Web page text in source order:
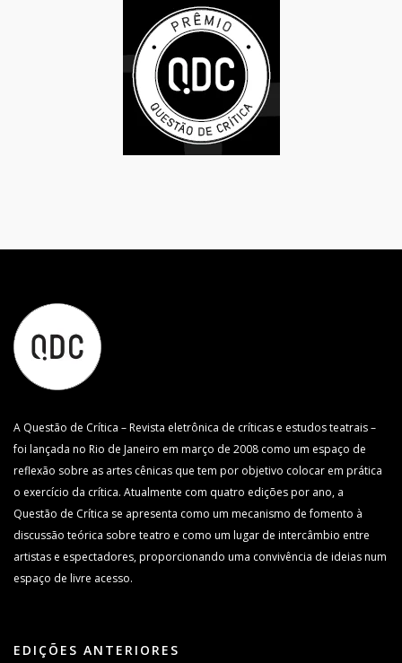
A Questão de Crítica – Revista eletrônica de críticas e estudos teatrais –
foi lançada no Rio de Janeiro em março de 2008 como um espaço de
reflexão sobre as artes cênicas que tem por objetivo colocar em prática
o exercício da crítica. Atualmente com quatro edições por ano, a
Questão de Crítica se apresenta como um mecanismo de fomento à
discussão teórica sobre teatro e como um lugar de intercâmbio entre
artistas e espectadores, proporcionando uma convivência de ideias num
espaço de livre acesso.
EDIÇÕES ANTERIORES